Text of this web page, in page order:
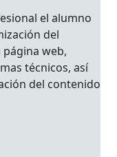
el alumno
del
web,
técnicos, así
del contenido